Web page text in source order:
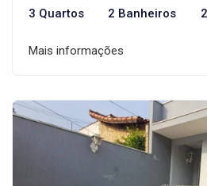
3 Quartos 2 Banheiros
Mais informações